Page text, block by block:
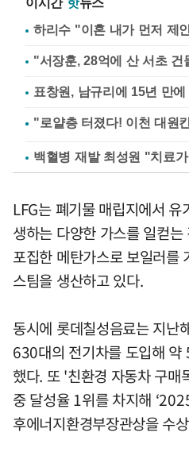
이시간 핫뉴스
하리수 "이혼 내가 먼저 제
"서장훈, 28억에 산 서초 건
표창원, 남규리에 15년 만
백혈병 재발 최성원 "치료
LFG는 폐기물 매립지에서
생하는 다양한 가스를 일컫
포집한 메탄가스로 보일러를
스팀을 생산하고 있다.
동시에 롯데칠성음료는 지난
630대의 전기차를 도입해
했다. 또 '친환경 자동차 구
중 달성율 1위를 차지해
후에너지환경부장관상을 수